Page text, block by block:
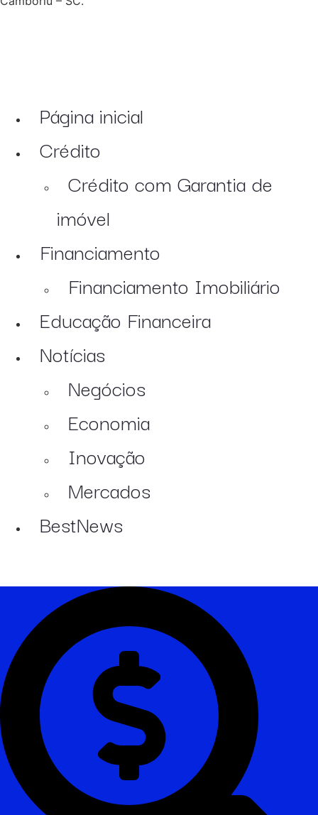
Página inicial
Crédito
Crédito com Garantia de
imóvel
Financiamento
Financiamento Imobiliário
Educação Financeira
Notícias
Negócios
Economia
Inovação
Mercados
BestNews